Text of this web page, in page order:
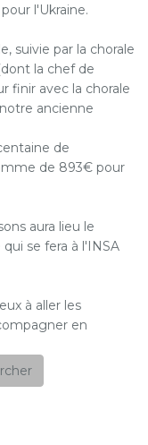
l'Ukraine.
suivie par la chorale
la chef de
finir avec la chorale
ancienne
de
de 893€ pour
aura lieu le
se fera à l'INSA
à aller les
en